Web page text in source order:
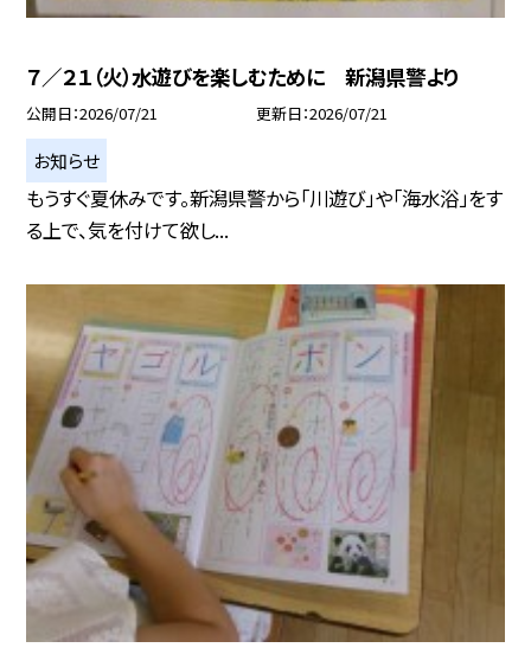
７／２１（火）水遊びを楽しむために 新潟県警より
公開日 2026/07/21 更新日 2026/07/21
お知らせ
もうすぐ夏休みです。新潟県警から「川遊び」や「海水浴」をす
る上で、気を付けて欲し...